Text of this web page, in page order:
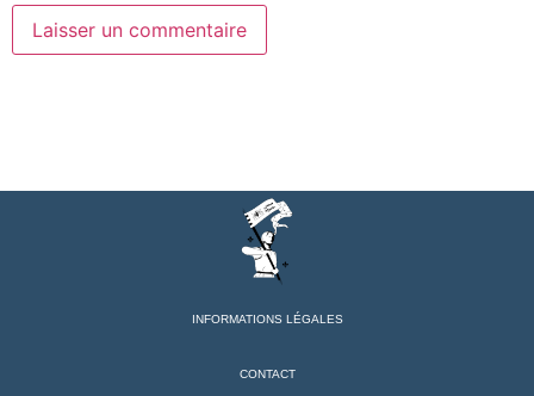
INFORMATIONS LÉGALES
CONTACT